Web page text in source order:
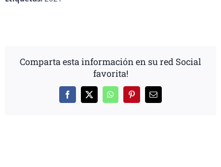
Comparta esta información en su red Social
favorita!
Facebook
X WhatsAppPinterestCorreo